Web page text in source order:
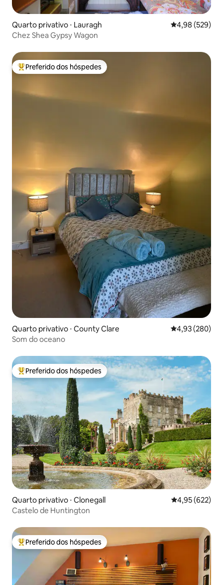
Quarto privativo ⋅ Lauragh 4,98 de uma
4,98 (529)
Chez Shea Gypsy Wagon
Entre os melhores preferidos dos hóspedes
Preferido dos hóspedes
Quarto privativo ⋅ County Clare 4,93 de uma
4,93 (280)
Som do oceano
Entre os melhores preferidos dos hóspedes
Preferido dos hóspedes
Quarto privativo ⋅ Clonegall 4,95 de uma
4,95 (622)
Castelo de Huntington
Entre os melhores preferidos dos hóspedes
Preferido dos hóspedes